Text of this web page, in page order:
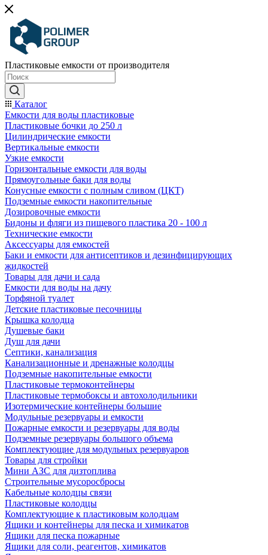
Пластиковые емкости от производителя
Каталог
Емкости для воды пластиковые
Пластиковые бочки до 250 л
Цилиндрические емкости
Вертикальные емкости
Узкие емкости
Горизонтальные емкости для воды
Прямоугольные баки для воды
Конусные емкости с полным сливом (ЦКТ)
Подземные емкости накопительные
Дозировочные емкости
Бидоны и фляги из пищевого пластика 20 - 100 л
Технические емкости
Аксессуары для емкостей
Баки и емкости для антисептиков и дезинфицирующих
жидкостей
Товары для дачи и сада
Емкости для воды на дачу
Торфяной туалет
Детские пластиковые песочницы
Крышка колодца
Душевые баки
Душ для дачи
Септики, канализация
Канализационные и дренажные колодцы
Подземные накопительные емкости
Пластиковые термоконтейнеры
Пластиковые термобоксы и автохолодильники
Изотермические контейнеры большие
Модульные резервуары и емкости
Пожарные емкости и резервуары для воды
Подземные резервуары большого объема
Комплектующие для модульных резервуаров
Товары для стройки
Мини АЗС для дизтоплива
Строительные мусоросбросы
Кабельные колодцы связи
Пластиковые колодцы
Комплектующие к пластиковым колодцам
Ящики и контейнеры для песка и химикатов
Ящики для песка пожарные
Ящики для соли, реагентов, химикатов